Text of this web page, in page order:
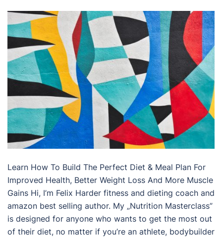
Learn How To Build The Perfect Diet & Meal Plan For
Improved Health, Better Weight Loss And More Muscle
Gains Hi, I’m Felix Harder fitness and dieting coach and
amazon best selling author. My „Nutrition Masterclass”
is designed for anyone who wants to get the most out
of their diet, no matter if you’re an athlete, bodybuilder